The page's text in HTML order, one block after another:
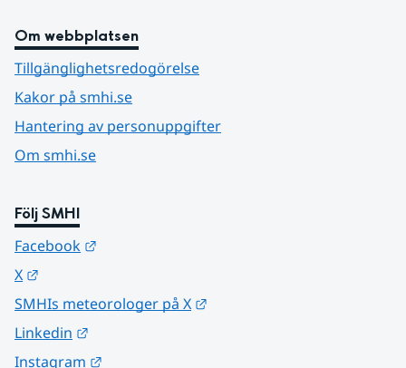
Om webbplatsen
Tillgänglighetsredogörelse
Kakor på smhi.se
Hantering av personuppgifter
Om smhi.se
Följ SMHI
Facebook
X
SMHIs meteorologer på X
Linkedin
Instagram